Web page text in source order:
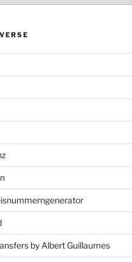
by Albert Guillaumes